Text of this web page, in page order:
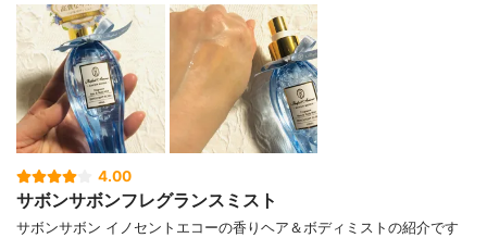
4.00
サボンサボンフレグランスミスト
サボンサボン イノセントエコーの香りヘア＆ボディミストの紹介です